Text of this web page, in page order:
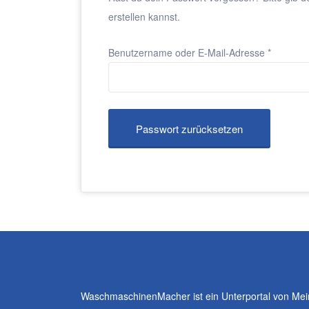
erstellen kannst.
Benutzername oder E-Mail-Adresse *
Passwort zurücksetzen
WaschmaschinenMacher ist ein Unterportal von